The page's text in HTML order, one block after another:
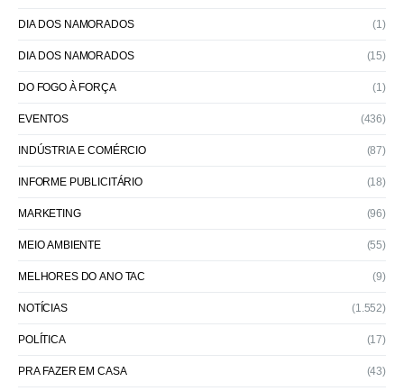
DIA DOS NAMORADOS (1)
DIA DOS NAMORADOS (15)
DO FOGO À FORÇA (1)
EVENTOS (436)
INDÚSTRIA E COMÉRCIO (87)
INFORME PUBLICITÁRIO (18)
MARKETING (96)
MEIO AMBIENTE (55)
MELHORES DO ANO TAC (9)
NOTÍCIAS (1.552)
POLÍTICA (17)
PRA FAZER EM CASA (43)